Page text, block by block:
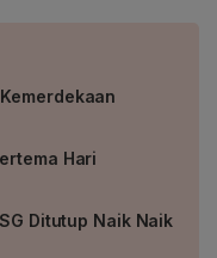
Hari
Ditutup Naik Naik